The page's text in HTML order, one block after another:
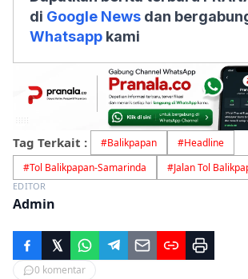
di Google News dan
Whatsapp kami
Tag Terkait : #Balikpapan #Headline
#Tol Balikpapan-Samarinda #Jalan Tol
EDITOR
Admin
0 komentar